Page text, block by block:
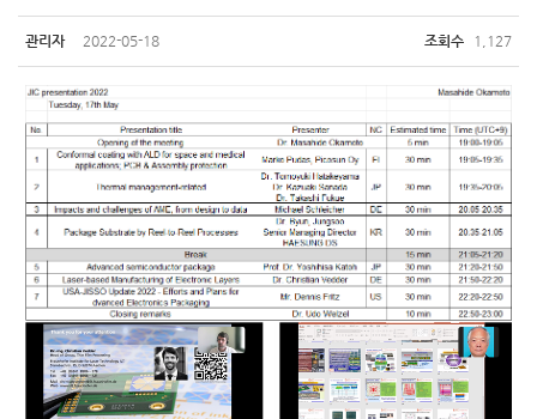
관리자 2022-05-18 조회수 1,127